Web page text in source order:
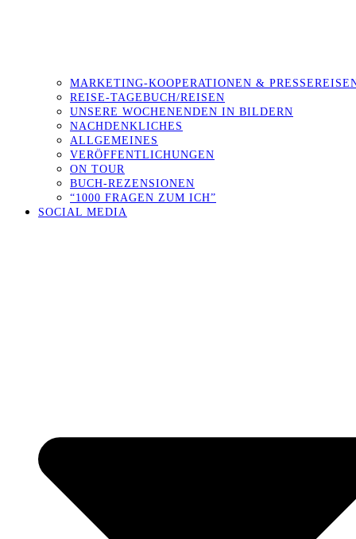
MARKETING-KOOPERATIONEN &
REISE-TAGEBUCH/REISEN
UNSERE WOCHENENDEN IN BILDERN
NACHDENKLICHES
ALLGEMEINES
VERÖFFENTLICHUNGEN
ON TOUR
BUCH-REZENSIONEN
“1000 FRAGEN ZUM ICH”
SOCIAL MEDIA